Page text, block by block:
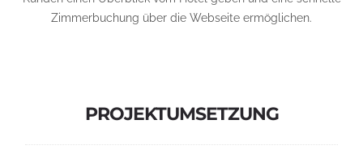
Zimmerbuchung über die Webseite ermöglichen.
PROJEKTUMSETZUNG